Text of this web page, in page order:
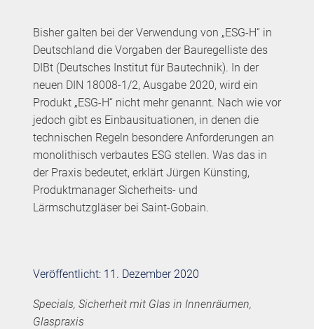
Bisher galten bei der Verwendung von „ESG-H“ in
Deutschland die Vorgaben der Bauregelliste des
DIBt (Deutsches Institut für Bautechnik). In der
neuen DIN 18008-1/2, Ausgabe 2020, wird ein
Produkt „ESG-H“ nicht mehr genannt. Nach wie vor
jedoch gibt es Einbausituationen, in denen die
technischen Regeln besondere Anforderungen an
monolithisch verbautes ESG stellen. Was das in
der Praxis bedeutet, erklärt Jürgen Künsting,
Produktmanager Sicherheits- und
Lärmschutzgläser bei Saint-Gobain.
Veröffentlicht: 11. Dezember 2020
Specials, Sicherheit mit Glas in Innenräumen,
Glaspraxis